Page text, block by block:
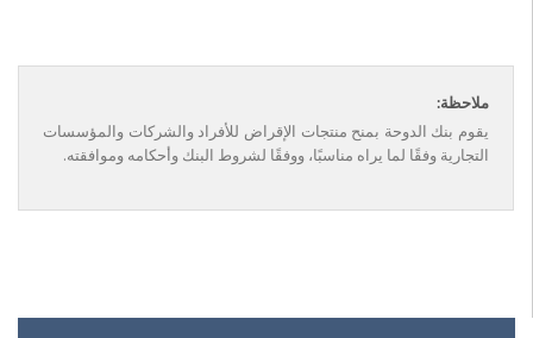
ملاحظة:
يقوم بنك الدوحة بمنح منتجات الإقراض للأفراد والشركات والمؤسسات
التجارية وفقًا لما يراه مناسبًا، ووفقًا لشروط البنك وأحكامه وموافقته.